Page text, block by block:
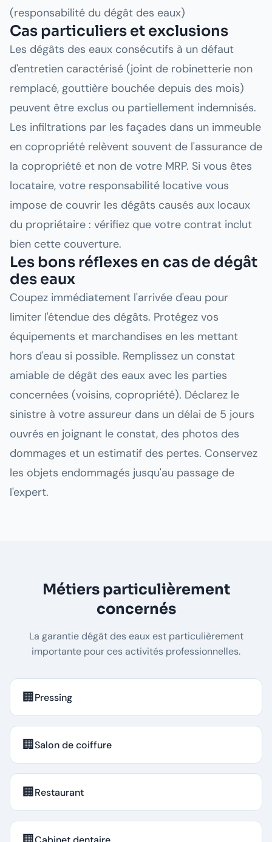
(responsabilité du dégât des eaux)
Cas particuliers et exclusions
Les dégâts des eaux consécutifs à un défaut
d'entretien caractérisé (joint de robinetterie non
remplacé, gouttière bouchée depuis des mois)
peuvent être exclus ou partiellement indemnisés.
Les infiltrations par les façades dans un immeuble
en copropriété relèvent souvent de l'assurance de
la copropriété et non de votre MRP. Si vous êtes
locataire, votre responsabilité locative vous
impose de couvrir les dégâts causés aux locaux
du propriétaire : vérifiez que votre contrat inclut
bien cette couverture.
Les bons réflexes en cas de dégât
des eaux
Coupez immédiatement l'arrivée d'eau pour
limiter l'étendue des dégâts. Protégez vos
équipements et marchandises en les mettant
hors d'eau si possible. Remplissez un constat
amiable de dégât des eaux avec les parties
concernées (voisins, copropriété). Déclarez le
sinistre à votre assureur dans un délai de 5 jours
ouvrés en joignant le constat, des photos des
dommages et un estimatif des pertes. Conservez
les objets endommagés jusqu'au passage de
l'expert.
Métiers particulièrement
concernés
La garantie dégât des eaux est particulièrement
importante pour ces activités professionnelles.
🏢Pressing
🏢Salon de coiffure
🏢Restaurant